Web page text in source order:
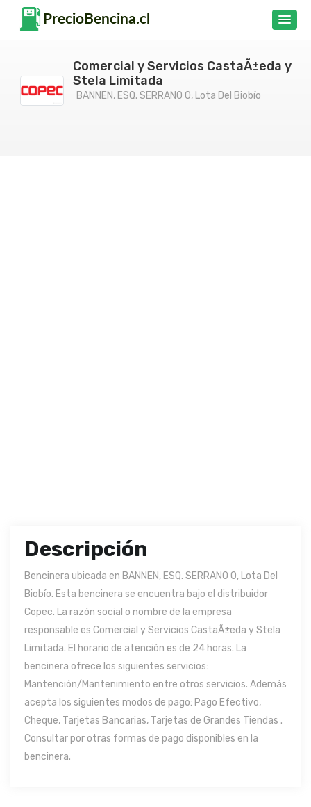
Comercial y Servicios CastaÃ±eda y
Stela Limitada
BANNEN, ESQ. SERRANO 0, Lota Del Biobío
Descripción
Bencinera ubicada en BANNEN, ESQ. SERRANO 0, Lota Del
Biobío. Esta bencinera se encuentra bajo el distribuidor
Copec. La razón social o nombre de la empresa
responsable es Comercial y Servicios CastaÃ±eda y Stela
Limitada. El horario de atención es de 24 horas. La
bencinera ofrece los siguientes servicios:
Mantención/Mantenimiento entre otros servicios. Además
acepta los siguientes modos de pago: Pago Efectivo,
Cheque, Tarjetas Bancarias, Tarjetas de Grandes Tiendas .
Consultar por otras formas de pago disponibles en la
bencinera.